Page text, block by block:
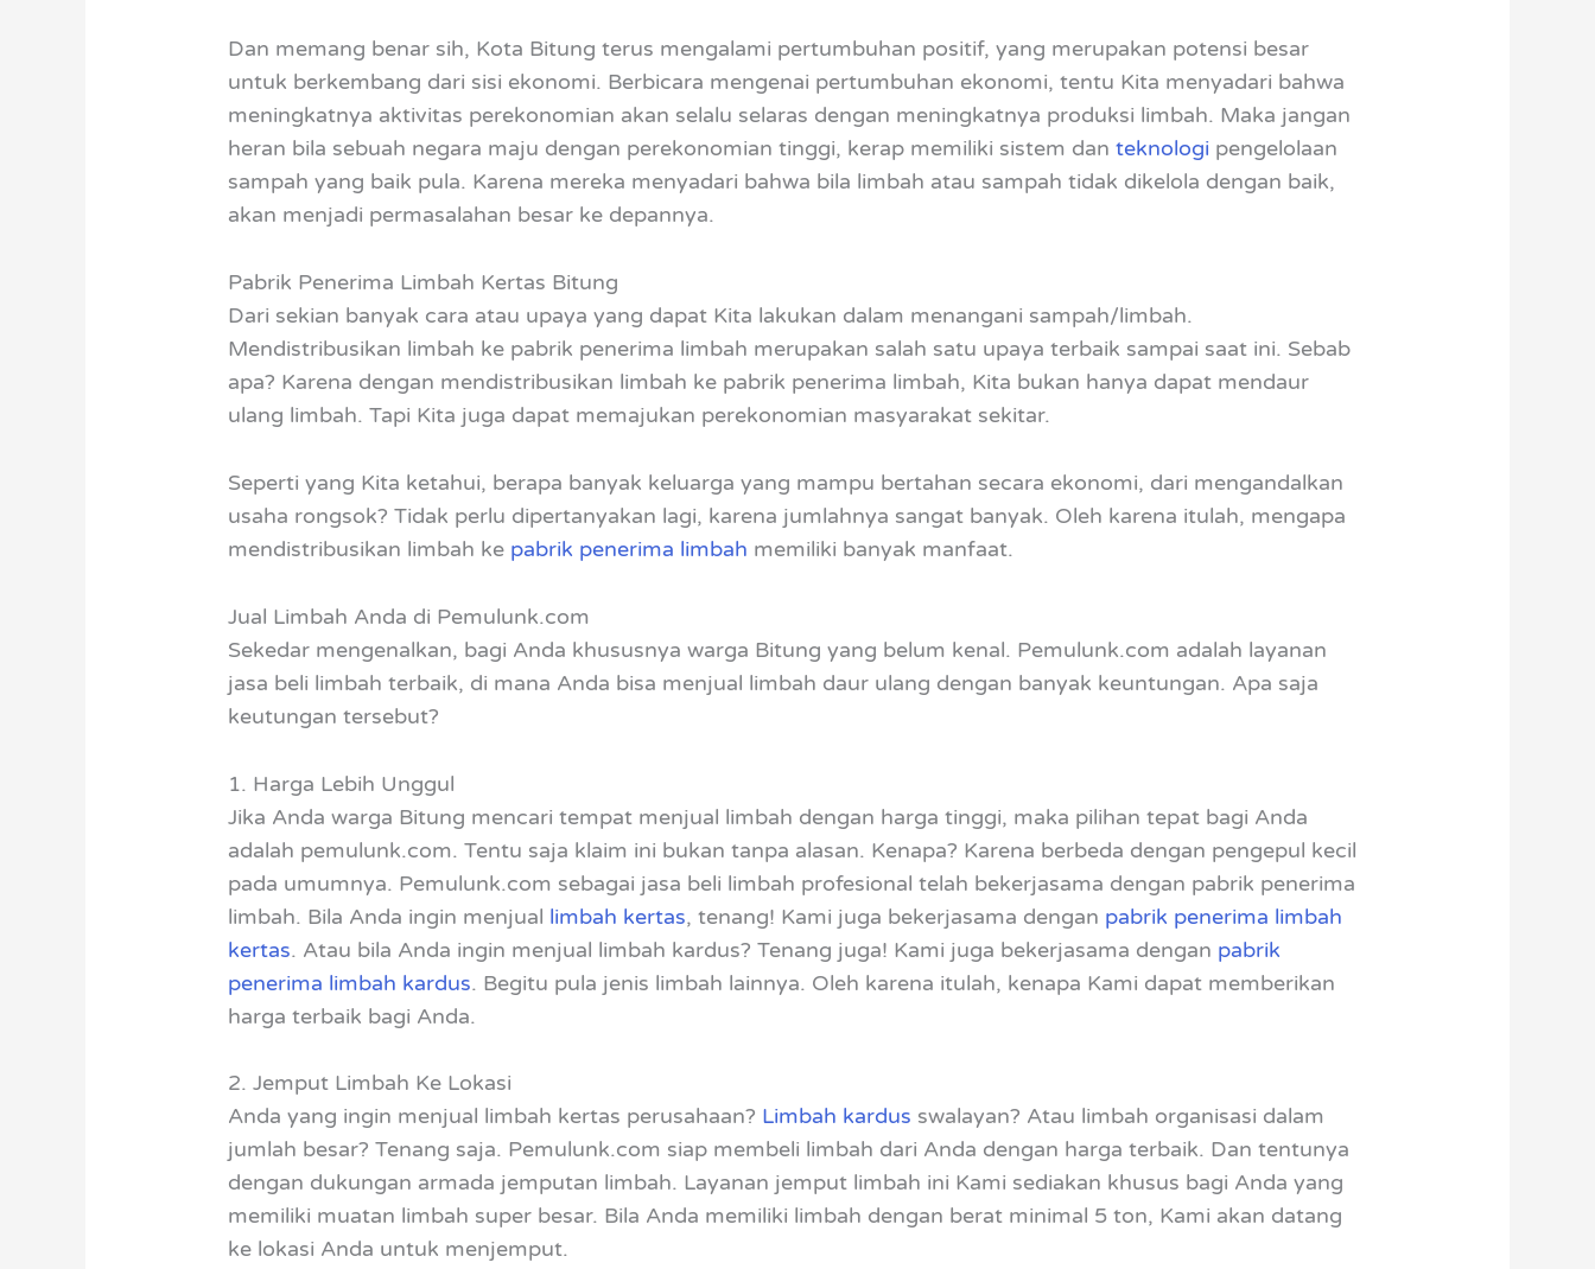
Dan memang benar sih, Kota Bitung terus mengalami pertumbuhan positif, yang merupakan potensi besar
untuk berkembang dari sisi ekonomi. Berbicara mengenai pertumbuhan ekonomi, tentu Kita menyadari bahwa
meningkatnya aktivitas perekonomian akan selalu selaras dengan meningkatnya produksi limbah. Maka jangan
heran bila sebuah negara maju dengan perekonomian tinggi, kerap memiliki sistem danteknologi pengelolaan
sampah yang baik pula. Karena mereka menyadari bahwa bila limbah atau sampah tidak dikelola dengan baik,
akan menjadi permasalahan besar ke depannya.
Pabrik Penerima Limbah Kertas Bitung
Dari sekian banyak cara atau upaya yang dapat Kita lakukan dalam menangani sampah/limbah.
Mendistribusikan limbah ke pabrik penerima limbah merupakan salah satu upaya terbaik sampai saat ini. Sebab
apa? Karena dengan mendistribusikan limbah ke pabrik penerima limbah, Kita bukan hanya dapat mendaur
ulang limbah. Tapi Kita juga dapat memajukan perekonomian masyarakat sekitar.
Seperti yang Kita ketahui, berapa banyak keluarga yang mampu bertahan secara ekonomi, dari mengandalkan
usaha rongsok? Tidak perlu dipertanyakan lagi, karena jumlahnya sangat banyak. Oleh karena itulah, mengapa
mendistribusikan limbah ke pabrik penerima limbah memiliki banyak manfaat.
Jual Limbah Anda di Pemulunk.com
Sekedar mengenalkan, bagi Anda khususnya warga Bitung yang belum kenal. Pemulunk.com adalah layanan
jasa beli limbah terbaik, di mana Anda bisa menjual limbah daur ulang dengan banyak keuntungan. Apa saja
keutungan tersebut?
1. Harga Lebih Unggul
Jika Anda warga Bitung mencari tempat menjual limbah dengan harga tinggi, maka pilihan tepat bagi Anda
adalah pemulunk.com. Tentu saja klaim ini bukan tanpa alasan. Kenapa? Karena berbeda dengan pengepul kecil
pada umumnya. Pemulunk.com sebagai jasa beli limbah profesional telah bekerjasama dengan pabrik penerima
limbah. Bila Anda ingin menjual limbah kertas, tenang! Kami juga bekerjasama dengan pabrik penerima limbah
kertas. Atau bila Anda ingin menjual limbah kardus? Tenang juga! Kami juga bekerjasama dengan pabrik
penerima limbah kardus. Begitu pula jenis limbah lainnya. Oleh karena itulah, kenapa Kami dapat memberikan
harga terbaik bagi Anda.
2. Jemput Limbah Ke Lokasi
Anda yang ingin menjual limbah kertas perusahaan? Limbah kardus swalayan? Atau limbah organisasi dalam
jumlah besar? Tenang saja. Pemulunk.com siap membeli limbah dari Anda dengan harga terbaik. Dan tentunya
dengan dukungan armada jemputan limbah. Layanan jemput limbah ini Kami sediakan khusus bagi Anda yang
memiliki muatan limbah super besar. Bila Anda memiliki limbah dengan berat minimal 5 ton, Kami akan datang
ke lokasi Anda untuk menjemput.